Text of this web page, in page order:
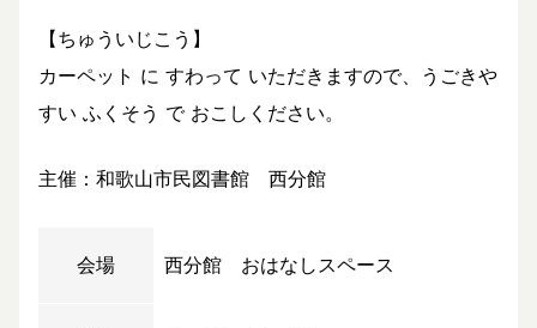
【ちゅういじこう】
カーペット に すわって いただきますので、うごきや
すい ふくそう で おこしください。
主催：和歌山市民図書館 西分館
会場 西分館 おはなしスペース